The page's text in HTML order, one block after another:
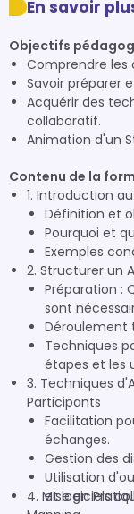
En savoir
Objectifs
Comprendre les
Savoir préparer
Acquérir des
collaboratif.
Animation d'un
Contenu de la
1. Introduction
Définition et
Pourquoi et
Exemples
2. Structurer un
Préparation :
sont
Déroulement
Techniques
étapes et les
3. Techniques
Participants
Facilitation
échanges.
Gestion des
Utilisation
et logiciels
4. Mise en